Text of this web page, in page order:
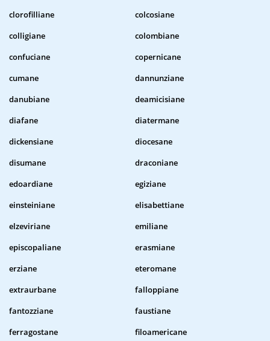
clorofilliane
colcosiane
colligiane
colombiane
confuciane
copernicane
cumane
dannunziane
danubiane
deamicisiane
diafane
diatermane
dickensiane
diocesane
disumane
draconiane
edoardiane
egiziane
einsteiniane
elisabettiane
elzeviriane
emiliane
episcopaliane
erasmiane
erziane
eteromane
extraurbane
falloppiane
fantozziane
faustiane
ferragostane
filoamericane